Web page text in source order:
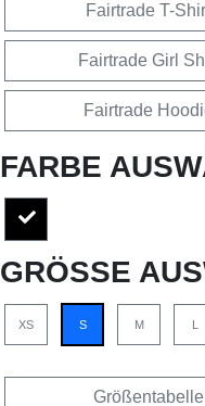
Fairtrade T-
Fairtrade Girl
Fairtrade
FARBE
GRÖSSE
XS S M L
Größentabelle